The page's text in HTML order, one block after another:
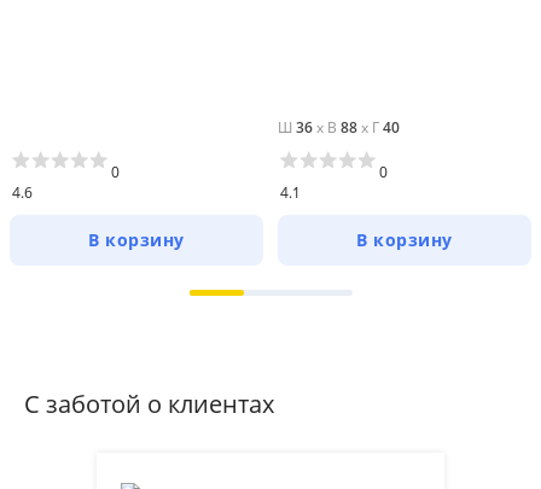
4.6
0
В корзину
Ш 36x В 88x Г40
4.1
0
В корзину
С заботой о клиентах